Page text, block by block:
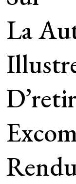
La